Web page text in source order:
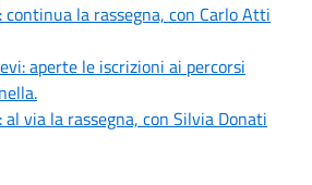
continua la rassegna, con Carlo Atti
aperte le iscrizioni ai percorsi
al via la rassegna, con Silvia Donati